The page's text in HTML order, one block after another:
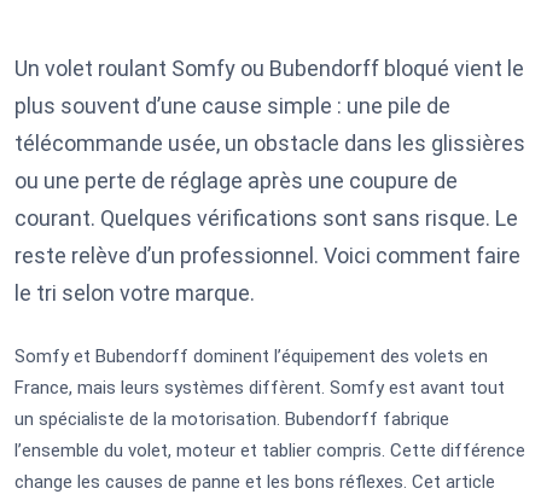
Un volet roulant Somfy ou Bubendorff bloqué vient le
plus souvent d’une cause simple : une pile de
télécommande usée, un obstacle dans les glissières
ou une perte de réglage après une coupure de
courant. Quelques vérifications sont sans risque. Le
reste relève d’un professionnel. Voici comment faire
le tri selon votre marque.
Somfy et Bubendorff dominent l’équipement des volets en
France, mais leurs systèmes diffèrent. Somfy est avant tout
un spécialiste de la motorisation. Bubendorff fabrique
l’ensemble du volet, moteur et tablier compris. Cette différence
change les causes de panne et les bons réflexes. Cet article